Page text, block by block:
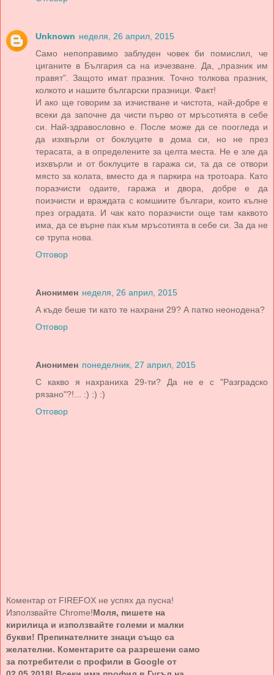
Unknown неделя, 26 април, 2015
Само непоправимо заблуден човек би помислил, че
циганите в България са на изчезване. Да, „празник им
правят”. Защото имат празник. Точно толкова празник,
колкото и нашите български празници. Факт!
И ако ще говорим за изчистване и чистота, най-добре е
всеки да започне да чисти първо от мръсотията в себе
си. Най-здравословно е. После може да се поогледа и
да изхвърли от боклуците в дома си, но не през
терасата, а в определените за целта места. Не е зле да
изхвърли и от боклуците в гаража си, та да се отвори
място за колата, вместо да я паркира на тротоара. Като
поразчисти одаите, гаража и двора, добре е да
поизчисти и враждата с комшиите българи, които кълне
през оградата. И чак като поразчисти още там каквото
има, да се върне пак към мръсотията в себе си. За да не
се трупа нова.
Отговор
Анонимен неделя, 26 април, 2015
А къде беше ти като те нахрани 29? А патко неонодена?
Отговор
Анонимен понеделник, 27 април, 2015
С какво я нахраниха 29-ти? Да не е с "Разградско
рязано"?!... :) :) :)
Отговор
Коментар от FIREFOX не успях да пусна!
Използвайте Chrome!Моля, пишете на
кирилица и използвайте големи и малки
букви! Препинателните знаци също са
желателни. Коментарите са разрешени само
за потребители с профили в Google от